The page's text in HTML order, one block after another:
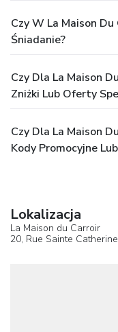
Czy W La Maison
Śniadanie?
Czy Dla La Maison
Zniżki Lub Oferty
Czy Dla La Maison
Kody Promocyjne
Lokalizacja
La Maison du Carroir
20, Rue Sainte